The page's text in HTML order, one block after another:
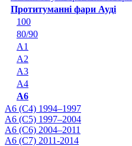
Протитуманні фари Ауді
100
80/90
A1
A2
A3
A4
A6
A6 (C4) 1994–1997
A6 (C5) 1997–2004
A6 (C6) 2004–2011
A6 (C7) 2011-2014